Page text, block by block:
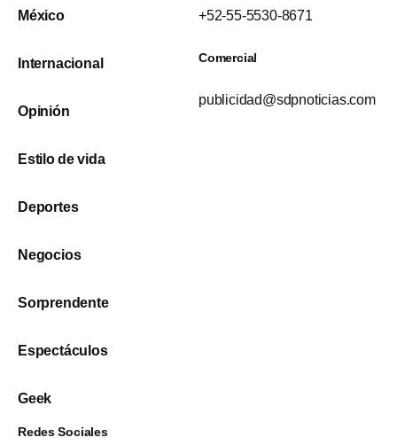
México
Internacional
Opinión
Estilo de vida
Deportes
Negocios
Sorprendente
Espectáculos
Geek
+52-55-5530-8671
Comercial
publicidad@sdpnoticias.com
Redes Sociales